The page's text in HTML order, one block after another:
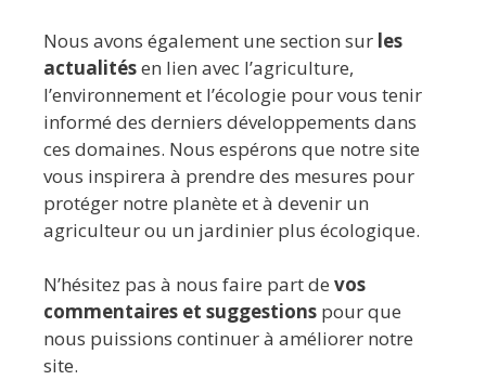
Nous avons également une section sur les
actualitésen lien avec l’agriculture,
l’environnement et l’écologie pour vous tenir
informé des derniers développements dans
ces domaines. Nous espérons que notre site
vous inspirera à prendre des mesures pour
protéger notre planète et à devenir un
agriculteur ou un jardinier plus écologique.
N’hésitez pas à nous faire part de vos
commentaires et suggestions pour que
nous puissions continuer à améliorer notre
site.